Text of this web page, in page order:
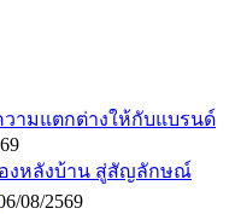
วามแตกต่างให้กับแบรนด์
องหลังบ้าน สู่สัญลักษณ์
08/2569